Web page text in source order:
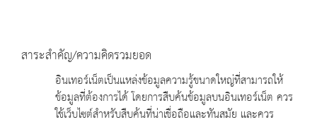
สาระสำคัญ/ความคิดรวมยอด
อินเทอร์เน็ตเป็นแหล่งข้อมูลความรู้ขนาดใหญ่ที่สามารถให้
ข้อมูลที่ต้องการได้ โดยการสืบค้นข้อมูลบนอินเทอร์เน็ต ควร
ใช้เว็บไซต์สำหรับสืบค้นที่น่าเชื่อถือและทันสมัย และควร